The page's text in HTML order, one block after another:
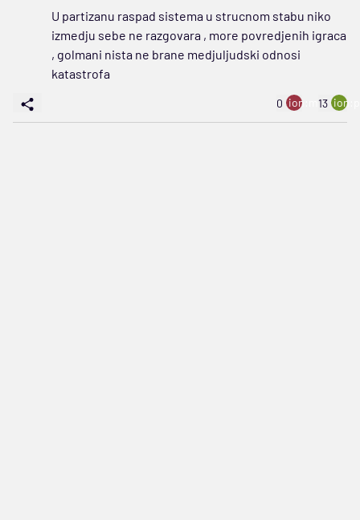
U partizanu raspad sistema u strucnom stabu niko
izmedju sebe ne razgovara , more povredjenih igraca
, golmani nista ne brane medjuljudski odnosi
katastrofa
0 ion:minus
13